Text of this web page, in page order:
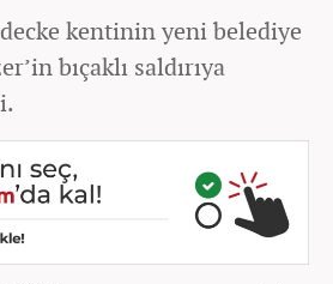
kentinin yeni belediye
bıçaklı saldırıya